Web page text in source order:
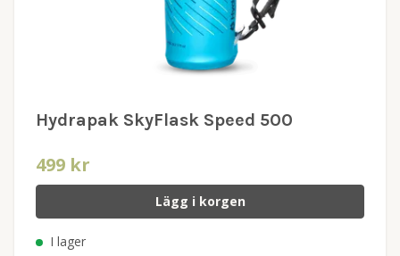
Hydrapak SkyFlask Speed 500
499 kr
Lägg i korgen
I lager